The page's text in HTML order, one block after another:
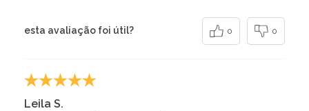
esta avaliação foi útil? 0 0
Leila S.